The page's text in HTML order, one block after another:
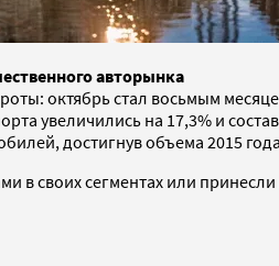
авторынка
октябрь стал восьмым
увеличились на 17,3% и
достигнув объема 2015
в своих сегментах или